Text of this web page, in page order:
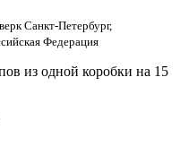
Санкт-Петербург,
Федерация
из одной коробки на 15